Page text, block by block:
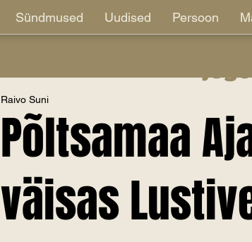
Sündmused Uudised Persoon
Põltsamaa
väisas
Raivo Suni